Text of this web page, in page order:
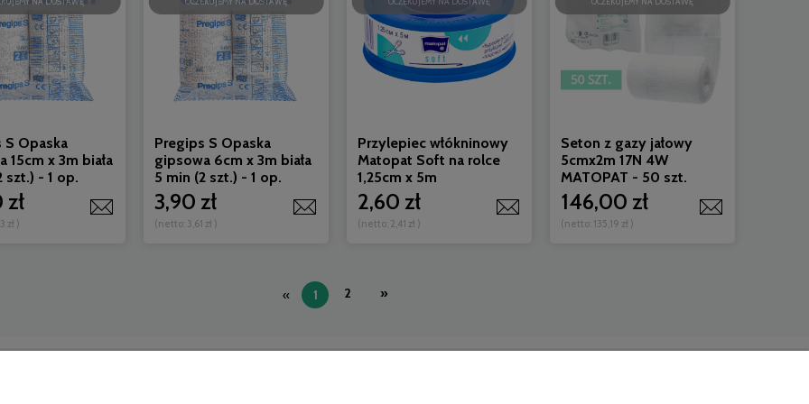
S Opaska
15cm x 3m biała
szt.) - 1 op.
zł )
Pregips S Opaska
gipsowa 6cm x 3m biała
5 min (2 szt.) - 1 op.
3,90 zł
(netto: 3,61 zł )
Przylepiec włókninowy
Matopat Soft na rolce
1,25cm x 5m
2,60 zł
(netto: 2,41 zł )
Seton z gazy jałowy
5cmx2m 17N 4W
MATOPAT - 50 szt.
146,00 zł
(netto: 135,19 zł )
« 1 2 »